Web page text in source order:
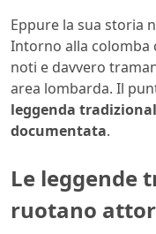
Eppure la sua storia
Intorno alla
noti e davvero
area lombarda. Il
leggenda
documentata.
Le leggende
ruotano